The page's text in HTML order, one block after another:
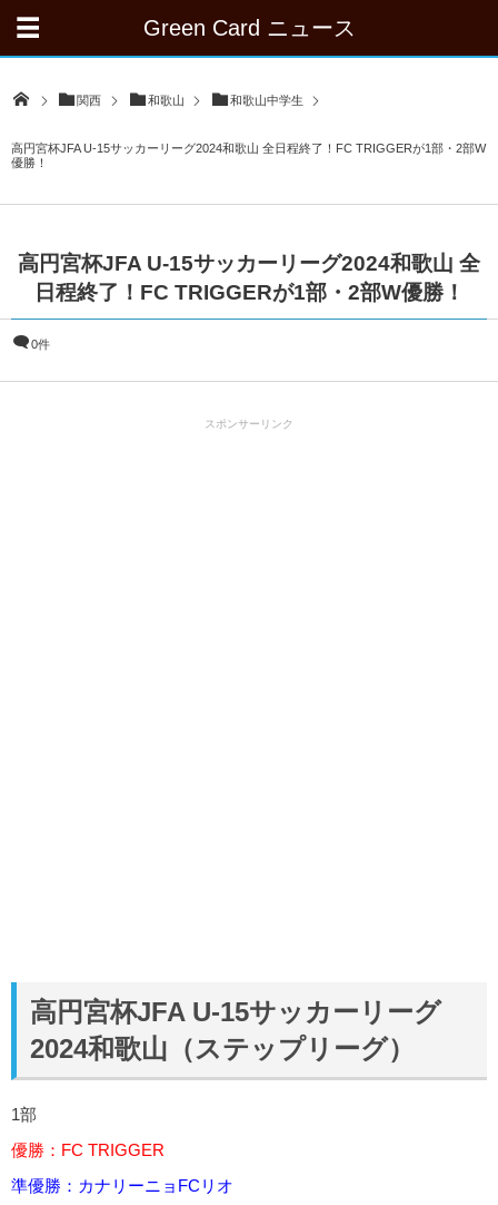
Green Card ニュース
関西 和歌山 和歌山中学生
高円宮杯JFA U-15サッカーリーグ2024和歌山 全日程終了！FC TRIGGERが1部・2部W
優勝！
高円宮杯JFA U-15サッカーリーグ2024和歌山 全
日程終了！FC TRIGGERが1部・2部W優勝！
0件
スポンサーリンク
高円宮杯JFA U-15サッカーリーグ
2024和歌山（ステップリーグ）
1部
優勝： FC TRIGGER
準優勝： カナリーニョFCリオ